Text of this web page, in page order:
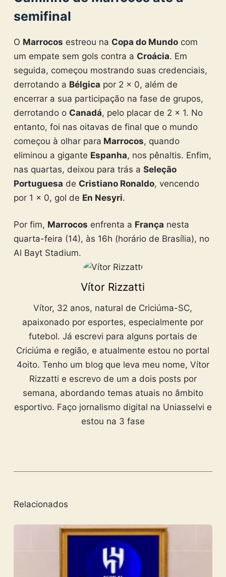
semifinal
O Marrocos estreou na Copa do Mundocom
um empate sem gols contra a Croácia. Em
seguida, começou mostrando suas credenciais,
derrotando a Bélgica por 2 x 0, além de
encerrar a sua participação na fase de grupos,
derrotando o Canadá, pelo placar de 2 x 1. No
entanto, foi nas oitavas de final que o mundo
começou à olhar para Marrocos, quando
eliminou a gigante Espanha, nos pênaltis. Enfim,
nas quartas, deixou para trás a Seleção
Portuguesa de Cristiano Ronaldo, vencendo
por 1 x 0, gol de En Nesyri.
Por fim, Marrocos enfrenta a França nesta
quarta-feira (14), às 16h (horário de Brasília), no
Al Bayt Stadium.
Vítor Rizzatti
Vítor, 32 anos, natural de Criciúma-SC,
apaixonado por esportes, especialmente por
futebol. Já escrevi para alguns portais de
Criciúma e região, e atualmente estou no portal
4oito. Tenho um blog que leva meu nome, Vítor
Rizzatti e escrevo de um a dois posts por
semana, abordando temas atuais no âmbito
esportivo. Faço jornalismo digital na Uniasselvi e
estou na 3 fase
Relacionados